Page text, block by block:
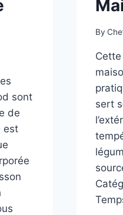
sont
de
est
By
sert